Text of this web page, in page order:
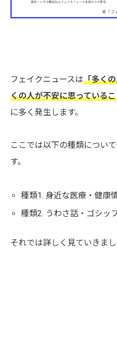
フェイクニュースは「多く
くの人が不安に思っている
に多く発生します。
ここでは以下の種類につい
す。
種類1. 身近な医療・健康
種類2. うわさ話・ゴシッ
それでは詳しく見ていきまし